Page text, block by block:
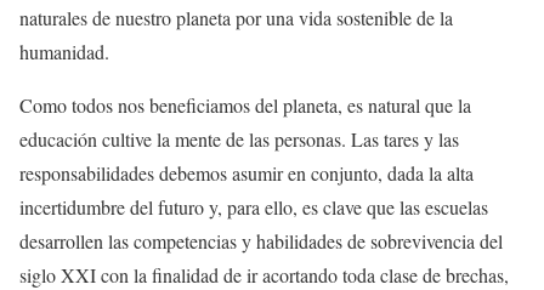
naturales de nuestro planeta por una vida sostenible de la
humanidad.
Como todos nos beneficiamos del planeta, es natural que la
educación cultive la mente de las personas. Las tares y las
responsabilidades debemos asumir en conjunto, dada la alta
incertidumbre del futuro y, para ello, es clave que las escuelas
desarrollen las competencias y habilidades de sobrevivencia del
siglo XXI con la finalidad de ir acortando toda clase de brechas,